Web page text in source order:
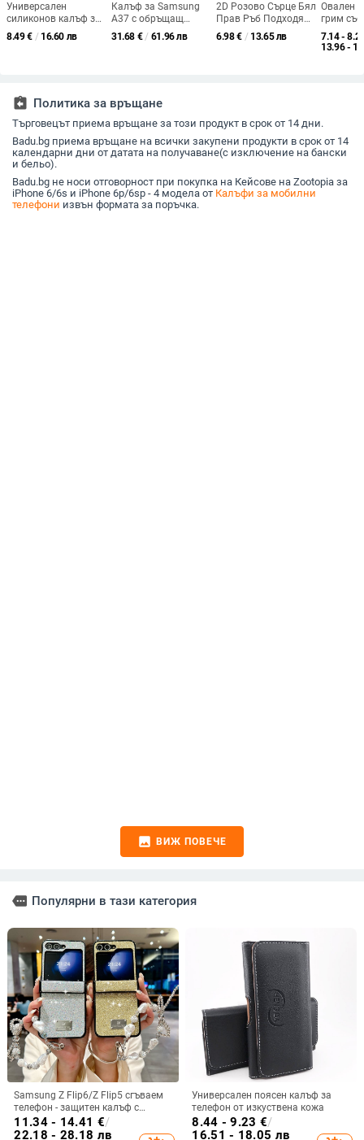
Универсален
силиконов калъф за
телефон с
кръстосана
изпускане,
топлината
8.49€ / 16.60 лв
Калъф за Samsung
A37 с обръщащ
капак и джоб за
карти, защита от
31.68 € / 61.96 лв
2D Розово Сърце Бял
Прав Ръб Подходящ
за Apple 16Promax
Пълна Анти-Падаща
6.98€ / 13.65 лв
Овален
грим със
TPU за
7.14 -
13.96 -
assignment_return Политика за връщане
Търговецът приема връщане за този продукт в срок от 14 дни.
Badu.bg приема връщане на всички закупени продукти в срок от 14
календарни дни от датата на получаване(с изключение на бански
и бельо).
Badu.bg не носи отговорност при покупка на Кейсове на Zootopia за
iPhone 6/6s и iPhone 6p/6sp - 4 модела от Калъфи за мобилни
телефони извън формата за поръчка.
image ВИЖ ПОВЕЧЕ
more Популярни в тази категория
Samsung Z Flip6/Z Flip5 сгъваем
телефон - защитен калъф с
блестяща гривна
11.34 - 14.41 €/
22.18 - 28.18 лв
Универсален поясен калъф за
телефон от изкуствена кожа
8.44 - 9.23 €/
16.51 - 18.05 лв